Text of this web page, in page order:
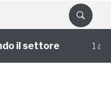
settore 1 annofa